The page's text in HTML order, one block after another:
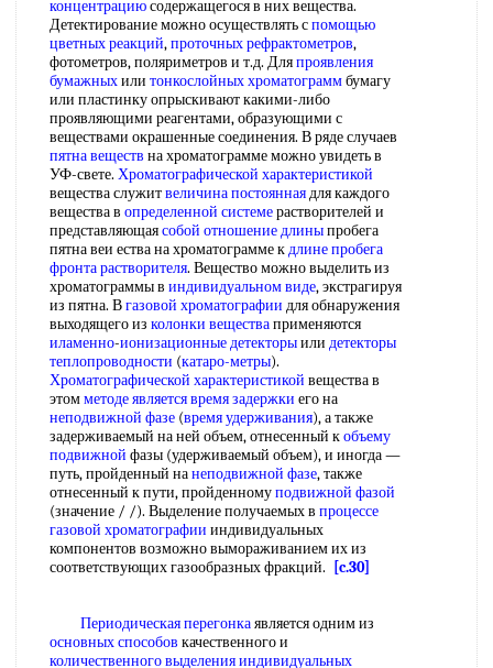
концентрациюсодержащегося в них вещества.
Детектирование можно осуществлять спомощью
цветных реакций,проточных рефрактометров,
фотометров, поляриметров и т.д. Дляпроявления
бумажныхили тонкослойных хроматограммбумагу
или пластинку опрыскивают какими-либо
проявляющими реагентами, образующими с
веществами окрашенные соединения. В ряде случаев
пятна веществ на хроматограмме можно увидеть в
УФ-свете. Хроматографической характеристикой
вещества служитвеличина постояннаядля каждого
вещества в определенной системерастворителей и
представляющаясобой отношение длиныпробега
пятна веи ества на хроматограмме кдлине пробега
фронта растворителя. Вещество можно выделить из
хроматограммы в индивидуальном виде, экстрагируя
из пятна. Вгазовой хроматографии для обнаружения
выходящего из колонки веществаприменяются
иламенно-ионизационные детекторыили детекторы
теплопроводности (катаро-метры).
Хроматографической характеристикой вещества в
этомметоде являетсявремя задержки его на
неподвижной фазе (время удерживания), а также
задерживаемый на ней объем, отнесенный кобъему
подвижной фазы (удерживаемый объем), и иногда —
путь, пройденный нанеподвижной фазе, также
отнесенный к пути, пройденномуподвижной фазой
(значение / /). Выделение получаемых в процессе
газовой хроматографии индивидуальных
компонентов возможно вымораживанием их из
соответствующих газообразных фракций.
[c.30]
Периодическая перегонкаявляется одним из
основных способов качественного и
количественного выделенияиндивидуальных